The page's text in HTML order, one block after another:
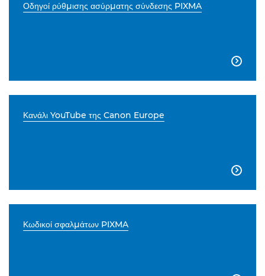
Οδηγοί ρύθμισης ασύρματης σύνδεσης PIXMA

Κανάλι YouTube της Canon Europe

Κωδικοί σφαλμάτων PIXMA